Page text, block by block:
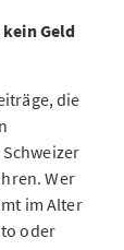
Geld
die
Wer
im Alter
oder